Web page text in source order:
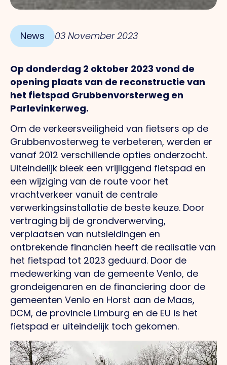
News 03 November 2023
Op donderdag 2 oktober 2023 vond de
opening plaats van de reconstructie van
het fietspad Grubbenvorsterweg en
Parlevinkerweg.
Om de verkeersveiligheid van fietsers op de
Grubbenvosterweg te verbeteren, werden er
vanaf 2012 verschillende opties onderzocht.
Uiteindelijk bleek een vrijliggend fietspad en
een wijziging van de route voor het
vrachtverkeer vanuit de centrale
verwerkingsinstallatie de beste keuze. Door
vertraging bij de grondverwerving,
verplaatsen van nutsleidingen en
ontbrekende financiën heeft de realisatie van
het fietspad tot 2023 geduurd. Door de
medewerking van de gemeente Venlo, de
grondeigenaren en de financiering door de
gemeenten Venlo en Horst aan de Maas,
DCM, de provincie Limburg en de EU is het
fietspad er uiteindelijk toch gekomen.